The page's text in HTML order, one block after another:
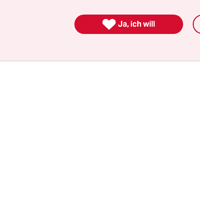
definiert. Und gefilmt
werden darf.
 Ja, ich will